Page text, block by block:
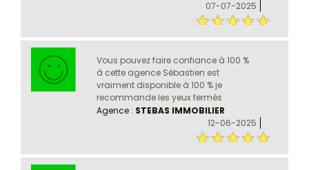
07-07-2025
Vous pouvez faire confiance à 100 %
à cette agence Sébastien est
vraiment disponible à 100 % je
recommande les yeux fermés
Agence : STEBAS IMMOBILIER
12-06-2025